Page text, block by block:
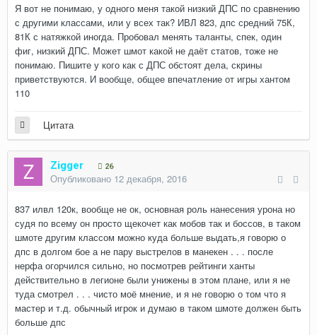
Я вот не понимаю, у одного меня такой низкий ДПС по сравнению
с другими классами, или у всех так? ИВЛ 823, дпс средний 75К,
81К с натяжкой иногда. Пробовал менять таланты, спек, один
фиг, низкий ДПС. Может шмот какой не даёт статов, тоже не
понимаю. Пишите у кого как с ДПС обстоят дела, скрины
приветствуются. И вообще, общее впечатление от игры хантом
110
Цитата
Zigger 26
Опубликовано 12 декабря, 2016
837 илвл 120к, вообще не ок, основная роль нанесения урона но
судя по всему он просто щекочет как мобов так и боссов, в таком
шмоте другим классом можно куда больше выдать,я говорю о
дпс в долгом бое а не пару выстрелов в манекен . . . после
нерфа огорчился сильно, но посмотрев рейтинги ханты
действительно в легионе были унижены в этом плане, или я не
туда смотрел . . . чисто моё мнение, и я не говорю о том что я
мастер и т.д. обычный игрок и думаю в таком шмоте должен быть
больше дпс